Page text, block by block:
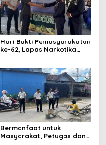
Hari Bakti Pemasyarakatan
ke-62, Lapas Narkotika
Kemandirian Warga Binaan
Bermanfaat untuk
Masyarakat, Petugas dan